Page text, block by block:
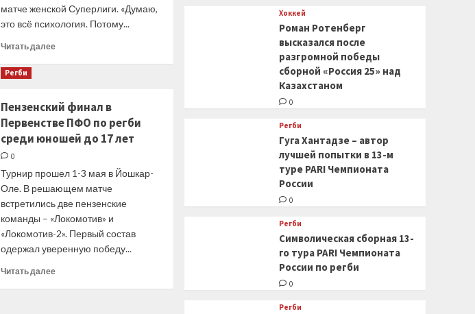
матче женской Суперлиги. «Думаю,
это всё психология. Потому...
Читать далееПрочитать
2
мая.
«Чемпионат.com».
прокомментировала
поражение
от
московского
в
первом
Регби
Пензенский финал в
Первенстве ПФО по регби
среди юношей до 17 лет
0
Турнир прошел 1-3 мая в Йошкар-
Оле. В решающем матче
встретились две пензенские
команды – «Локомотив» и
«Локомотив-2». Первый состав
одержал уверенную победу...
Читать далееПрочитать
Хоккей
Роман Ротенберг
высказался после
разгромной победы
сборной «Россия 25» над
Казахстаном
0
Регби
Гуга Хантадзе – автор
лучшей попытки в 13-м
туре PARI Чемпионата
России
0
Регби
Символическая сборная 13-
го тура PARI Чемпионата
России по регби
0
Регби